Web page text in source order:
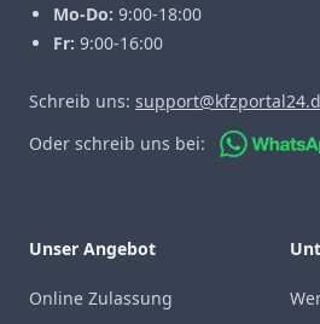
Mo-Do: 9:00-18:00
Fr: 9:00-16:00
Schreib uns:
Oder schreib uns bei:
Unser Angebot
Online Zulassung